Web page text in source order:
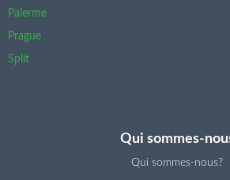
Palerme
Prague
Split
Qui sommes-
Qui sommes-nous?